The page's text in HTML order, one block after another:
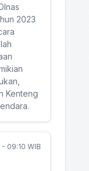
2023
Kenteng
09:10 WIB